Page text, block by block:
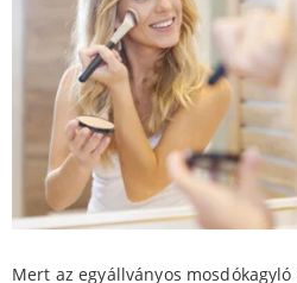
Mert az egyállványos